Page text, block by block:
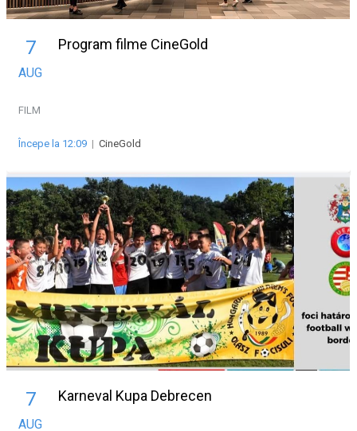
7
AUG
Program filme CineGold
FILM
Începe la 12:09 | CineGold
7
AUG
Karneval Kupa Debrecen